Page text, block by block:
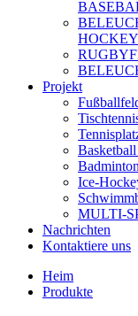
Projekt
Ice-
MULTI-
Nachrichten
Kontaktiere uns
Heim
Produkte